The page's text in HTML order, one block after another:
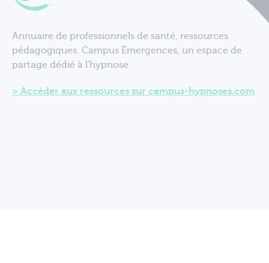
Annuaire de professionnels de santé, ressources
pédagogiques. Campus Émergences, un espace de
partage dédié à l'hypnose.
Accéder aux ressources sur campus-hypnoses.com